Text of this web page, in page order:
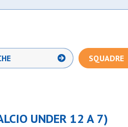
SQUADRE
UNDER 12 A 7)